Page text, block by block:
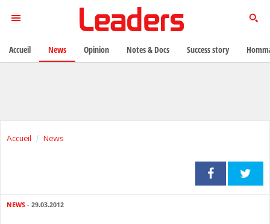
Accueil News
NEWS - 29.03.2012
Accueil News Opinion Notes & Docs Success story